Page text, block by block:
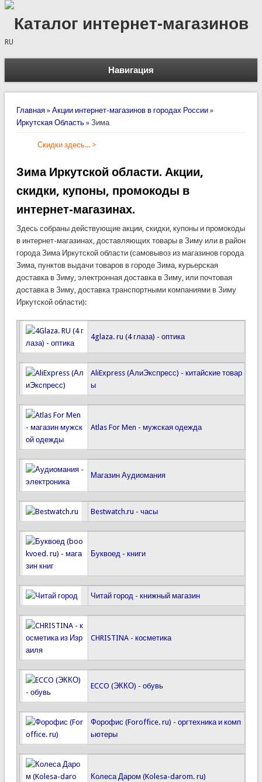
Каталог интернет-магазинов
RU
Навигация
Вы здесь
Главная » Акции интернет-магазинов в городах России »
Иркутская Область » Зима
Скидки здесь... >
Зима Иркутской области. Акции,
скидки, купоны, промокоды в
интернет-магазинах.
Здесь собраны действующие акции, скидки, купоны и промокоды
в интернет-магазинах, доставляющих товары в Зиму или в район
города Зима Иркутской области (самовывоз из магазинов города
Зима, пунктов выдачи товаров в городе Зима, курьерская
доставка в Зиму, электронная доставка в Зиму, или почтовая
доставка в Зиму, доставка транспортными компаниями в Зиму
Иркутской области):
4glaza. ru (4 глаза) - оптика
AliExpress (АлиЭкспресс) - китайские товар
ы
Atlas For Men - мужская одежда
Магазин Аудиомания
Bestwatch.ru - часы
Буквоед - книги
Читай город - книжный магазин
CHRISTINA - косметика
ECCO (ЭККО) - обувь
Форофис (Foroffice. ru) - оргтехника и комп
ьютеры
Колеса Даром (Kolesa-darom. ru)